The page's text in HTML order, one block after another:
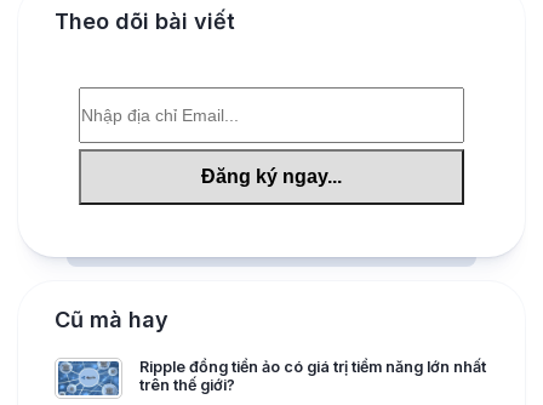
Theo dõi bài viết
Cũ mà hay
Ripple đồng tiền ảo có giá trị tiềm năng lớn nhất
trên thế giới?